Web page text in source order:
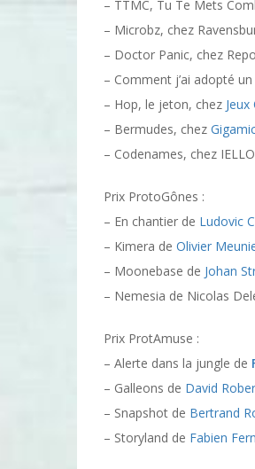
– TTMC, Tu Te Mets
– Microbz, chez
– Doctor Panic, chez
– Comment j’ai adopté
– Hop, le jeton, chez Jeux
– Bermudes, chez
– Codenames, chez IELLO
Prix ProtoGônes :
– En chantier de Ludovic
– Kimera de Olivier
– Moonebase de Johan
– Nemesia de Nicolas
Prix ProtAmuse :
– Alerte dans la jungle de
– Galleons de David
– Snapshot de Bertrand
– Storyland de Fabien